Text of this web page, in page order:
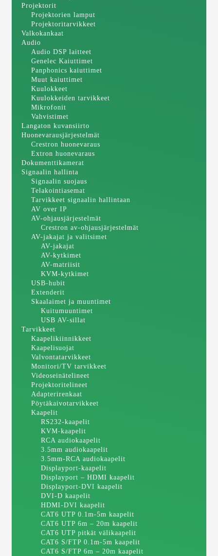
Projektorit
Projektorien lamput
Projektoritarvikkeet
Valkokankaat
Audio
Audio DSP laitteet
Genelec Kaiuttimet
Panphonics kaiuttimet
Muut kaiuttimet
Kuulokkeet
Kuulokkeiden tarvikkeet
Mikrofonit
Vahvistimet
Langaton kuvansiirto
Huonevarausjärjestelmät
Crestron huonevaraus
Extron huonevaraus
Dokumenttikamerat
Signaalin hallinta
Signaalin suojaus
Telakointiasemat
Tarvikkeet signaalin hallintaan
AV over IP
AV-ohjausjärjestelmät
Crestron av-ohjausjärjestelmät
AV-jakajat ja valitsimet
AV-jakajat
AV-kytkimet
AV-matriisit
KVM-kytkimet
USB-hubit
Extenderit
Skaalaimet ja muuntimet
Kuitumuuntimet
USB AV-sillat
Tarvikkeet
Kaapelikiinnikkeet
Kaapelisuojat
Valvontatarvikkeet
Monitori/TV tarvikkeet
Videoseinätelineet
Projektoritelineet
Adapterirenkaat
Pöytäkaivotarvikkeet
Kaapelit
RS232-kaapelit
KVM-kaapelit
RCA audiokaapelit
3.5mm audiokaapelit
3.5mm-RCA audiokaapelit
Displayport-kaapelit
Displayport – HDMI kaapelit
Displayport-DVI kaapelit
DVI-D kaapelit
HDMI-DVI kaapelit
CAT6 UTP 0.1m-5m kaapelit
CAT6 UTP 6m – 20m kaapelit
CAT6 UTP pitkät välikaapelit
CAT6 S/FTP 0.1m-5m kaapelit
CAT6 S/FTP 6m – 20m kaapelit